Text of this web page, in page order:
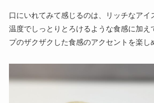
口にいれてみて感じるのは、リッチなアイ
温度でしっとりとろけるような食感に加え
プのザクザクした食感のアクセントを楽し